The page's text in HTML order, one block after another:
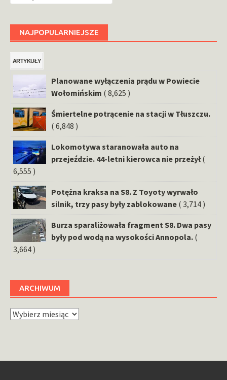
NAJPOPULARNIEJSZE
ARTYKUŁY
Planowane wyłączenia prądu w Powiecie
Wołomińskim ( 8,625 )
Śmiertelne potrącenie na stacji w Tłuszczu.
( 6,848 )
Lokomotywa staranowała auto na
przejeździe. 44-letni kierowca nie przeżył (
6,555 )
Potężna kraksa na S8. Z Toyoty wyrwało
silnik, trzy pasy były zablokowane ( 3,714 )
Burza sparaliżowała fragment S8. Dwa pasy
były pod wodą na wysokości Annopola. (
3,664 )
ARCHIWUM
Archiwum